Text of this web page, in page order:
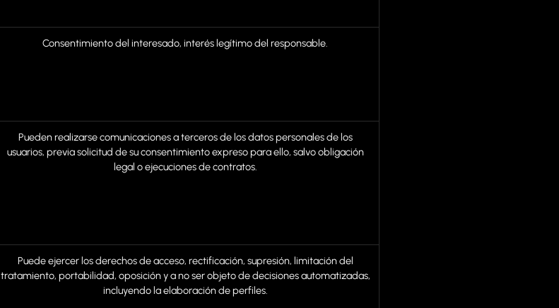
Consentimiento del interesado, interés legítimo del responsable.
Pueden realizarse comunicaciones a terceros de los datos personales de los
usuarios, previa solicitud de su consentimiento expreso para ello, salvo obligación
legal o ejecuciones de contratos.
Puede ejercer los derechos de acceso, rectificación, supresión, limitación del
tratamiento, portabilidad, oposición y a no ser objeto de decisiones automatizadas,
incluyendo la elaboración de perfiles.